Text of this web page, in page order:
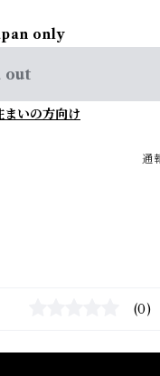
only
out
まいの方向け
通
(0)